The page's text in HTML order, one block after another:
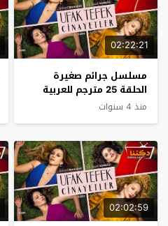
02:22:21
مسلسل جرائم صغيرة
الحلقة 25 مترجم للعربية
منذ 4 سنوات
02:02:59